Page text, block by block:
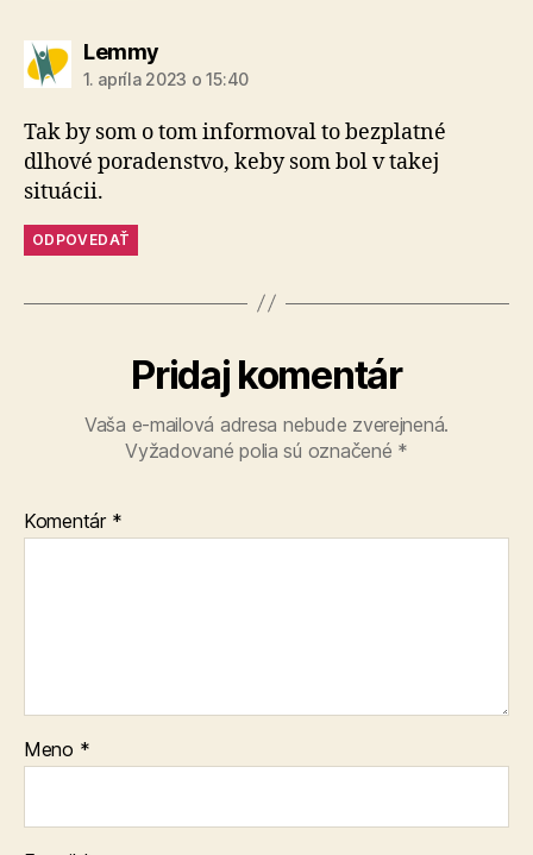
Lemmyhovorí:
1. apríla 2023 o 15:40
Tak by som o tom informoval to bezplatné
dlhové poradenstvo, keby som bol v takej
situácii.
ODPOVEDAŤ
Pridaj komentár
Vaša e-mailová adresa nebude zverejnená.
Vyžadované polia sú označené *
Komentár *
Meno *